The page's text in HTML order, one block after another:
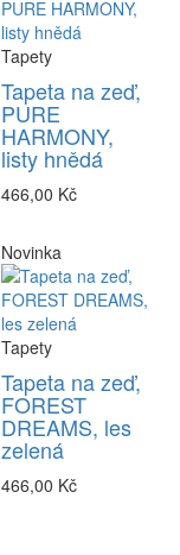
Tapety
Tapeta na zeď,
PURE
HARMONY,
listy hnědá
466,00 Kč
Novinka
Tapety
Tapeta na zeď,
FOREST
DREAMS, les
zelená
466,00 Kč